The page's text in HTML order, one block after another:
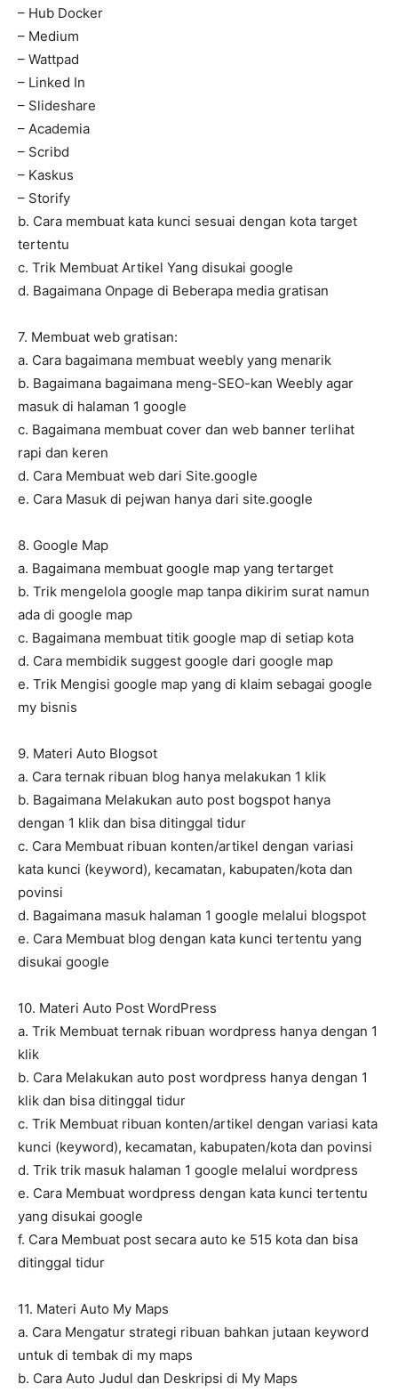
– Hub Docker
– Medium
– Wattpad
– Linked In
– Slideshare
– Academia
– Scribd
– Kaskus
– Storify
b. Cara membuat kata kunci sesuai dengan kota target
tertentu
c. Trik Membuat Artikel Yang disukai google
d. Bagaimana Onpage di Beberapa media gratisan
7. Membuat web gratisan:
a. Cara bagaimana membuat weebly yang menarik
b. Bagaimana bagaimana meng-SEO-kan Weebly agar
masuk di halaman 1 google
c. Bagaimana membuat cover dan web banner terlihat
rapi dan keren
d. Cara Membuat web dari Site.google
e. Cara Masuk di pejwan hanya dari site.google
8. Google Map
a. Bagaimana membuat google map yang tertarget
b. Trik mengelola google map tanpa dikirim surat namun
ada di google map
c. Bagaimana membuat titik google map di setiap kota
d. Cara membidik suggest google dari google map
e. Trik Mengisi google map yang di klaim sebagai google
my bisnis
9. Materi Auto Blogsot
a. Cara ternak ribuan blog hanya melakukan 1 klik
b. Bagaimana Melakukan auto post bogspot hanya
dengan 1 klik dan bisa ditinggal tidur
c. Cara Membuat ribuan konten/artikel dengan variasi
kata kunci (keyword), kecamatan, kabupaten/kota dan
povinsi
d. Bagaimana masuk halaman 1 google melalui blogspot
e. Cara Membuat blog dengan kata kunci tertentu yang
disukai google
10. Materi Auto Post WordPress
a. Trik Membuat ternak ribuan wordpress hanya dengan 1
klik
b. Cara Melakukan auto post wordpress hanya dengan 1
klik dan bisa ditinggal tidur
c. Trik Membuat ribuan konten/artikel dengan variasi kata
kunci (keyword), kecamatan, kabupaten/kota dan povinsi
d. Trik trik masuk halaman 1 google melalui wordpress
e. Cara Membuat wordpress dengan kata kunci tertentu
yang disukai google
f. Cara Membuat post secara auto ke 515 kota dan bisa
ditinggal tidur
11. Materi Auto My Maps
a. Cara Mengatur strategi ribuan bahkan jutaan keyword
untuk di tembak di my maps
b. Cara Auto Judul dan Deskripsi di My Maps